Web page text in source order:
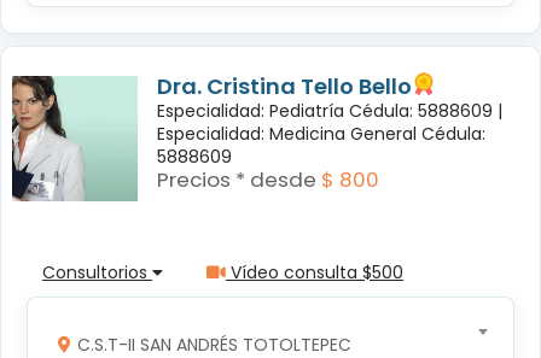
Dra. Cristina Tello Bello
Especialidad: Pediatría Cédula: 5888609 |
Especialidad: Medicina General Cédula:
5888609
Precios * desde $ 800
Consultorios Vídeo consulta $500
C.S.T-II SAN ANDRÉS TOTOLTEPEC